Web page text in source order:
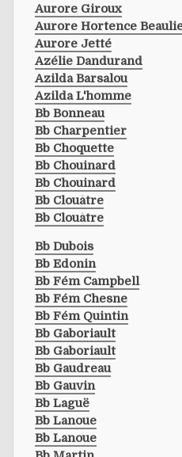
Aurore Giroux
Aurore Hortence
Aurore Jetté
Azélie Dandurand
Azilda Barsalou
Azilda L'homme
Bb Bonneau
Bb Charpentier
Bb Choquette
Bb Chouinard
Bb Chouinard
Bb Clouâtre
Bb Clouâtre
Bb Dubois
Bb Edonin
Bb Fém Campbell
Bb Fém Chesne
Bb Fém Quintin
Bb Gaboriault
Bb Gaboriault
Bb Gaudreau
Bb Gauvin
Bb Laguë
Bb Lanoue
Bb Lanoue